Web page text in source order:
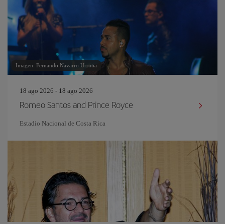
Imagen: Fernando Navarro Urrutia
18 ago 2026 - 18 ago 2026
Romeo Santos and Prince Royce
Estadio Nacional de Costa Rica